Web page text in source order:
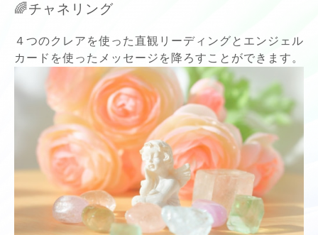
🌈チャネリング
４つのクレアを使った直観リーディングとエンジェル
カードを使ったメッセージを降ろすことができます。